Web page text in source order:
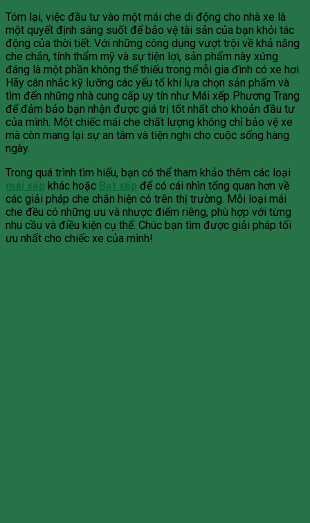
Tóm lại, việc đầu tư vào một mái che di động cho nhà xe là
một quyết định sáng suốt để bảo vệ tài sản của bạn khỏi tác
động của thời tiết. Với những công dụng vượt trội về khả năng
che chắn, tính thẩm mỹ và sự tiện lợi, sản phẩm này xứng
đáng là một phần không thể thiếu trong mỗi gia đình có xe hơi.
Hãy cân nhắc kỹ lưỡng các yếu tố khi lựa chọn sản phẩm và
tìm đến những nhà cung cấp uy tín như Mái xếp Phương Trang
để đảm bảo bạn nhận được giá trị tốt nhất cho khoản đầu tư
của mình. Một chiếc mái che chất lượng không chỉ bảo vệ xe
mà còn mang lại sự an tâm và tiện nghi cho cuộc sống hàng
ngày.
Trong quá trình tìm hiểu, bạn có thể tham khảo thêm các loại
mái xếp khác hoặc Bạt xếp để có cái nhìn tổng quan hơn về
các giải pháp che chắn hiện có trên thị trường. Mỗi loại mái
che đều có những ưu và nhược điểm riêng, phù hợp với từng
nhu cầu và điều kiện cụ thể. Chúc bạn tìm được giải pháp tối
ưu nhất cho chiếc xe của mình!